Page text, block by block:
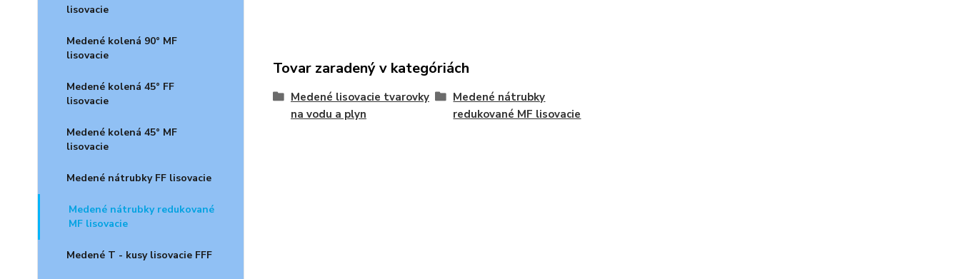
lisovacie
Medené kolená 90° MF
lisovacie
Medené kolená 45° FF
lisovacie
Medené kolená 45° MF
lisovacie
Medené nátrubky FF lisovacie
Medené nátrubky redukované
MF lisovacie
Medené T - kusy lisovacie FFF
Tovar zaradený v kategóriách
Medené lisovacie tvarovky
na vodu a plyn
Medené nátrubky
redukované MF lisovacie